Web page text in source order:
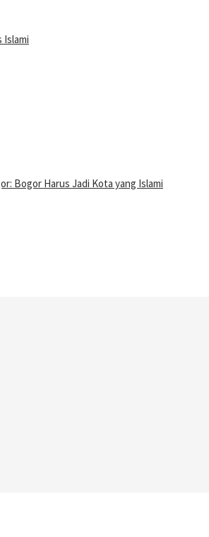
Islami
Bogor Harus Jadi Kota yang Islami